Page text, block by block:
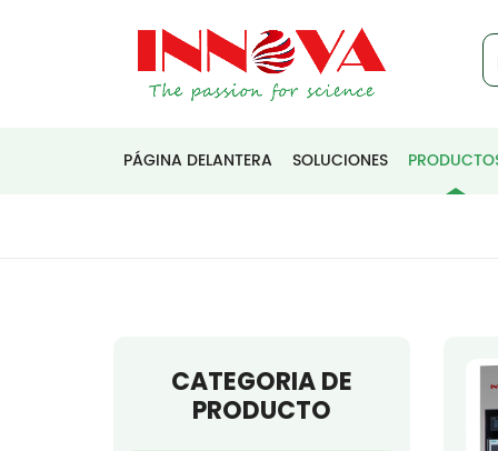
PÁGINA DELANTERA SOLUCIONES
CATEGORIA DE
PRODUCTO